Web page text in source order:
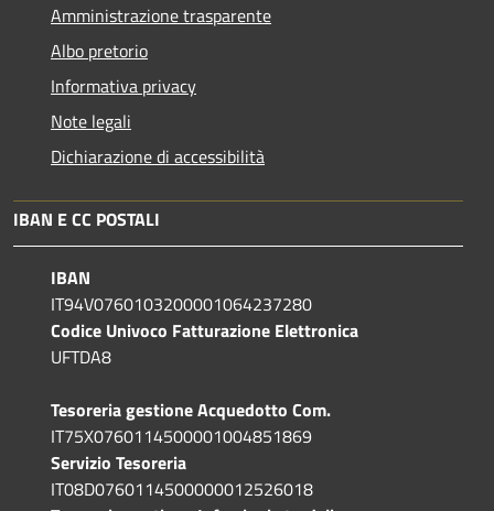
Amministrazione trasparente
Albo pretorio
Informativa privacy
Note legali
Dichiarazione di accessibilità
IBAN E CC POSTALI
IBAN
IT94V0760103200001064237280
Codice Univoco Fatturazione Elettronica
UFTDA8
Tesoreria gestione Acquedotto Com.
IT75X0760114500001004851869
Servizio Tesoreria
IT08D0760114500000012526018